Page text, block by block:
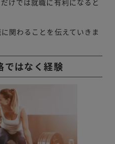
関わることを伝えていきま
ではなく経験